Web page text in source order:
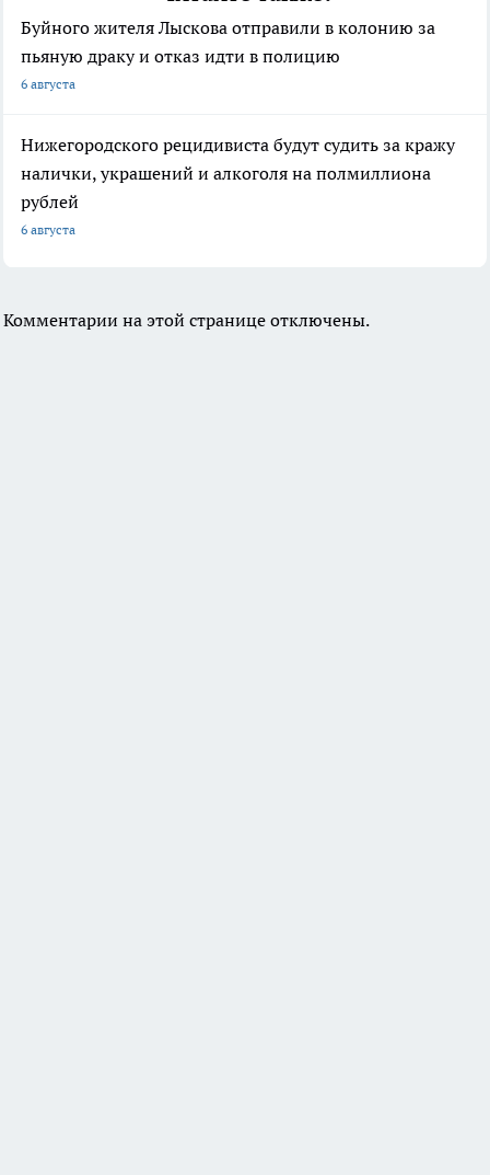
Буйного жителя Лыскова отправили в колонию за
пьяную драку и отказ идти в полицию
6 августа
Нижегородского рецидивиста будут судить за кражу
налички, украшений и алкоголя на полмиллиона
рублей
6 августа
Комментарии на этой странице отключены.